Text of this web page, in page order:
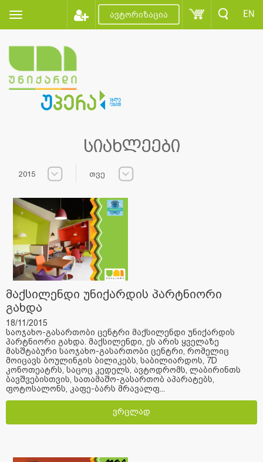
ავტორიზაცია EN
სიახლეები
2015 თვე
მაქსილენდი უნიქარდის პარტნიორი
გახდა
18/11/2015
საოჯახო-გასართობი ცენტრი მაქსილენდი უნიქარდის
პარტნიორი გახდა. მაქსილენდი, ეს არის ყველაზე
მასშტაბური საოჯახო-გასართობი ცენტრი, რომელიც
მოიცავს ბოულინგის ბილიკებს, საბილიარდოს, 7D
კონოთეატრს, საცოც კედელს, ავტოდრომს, ლაბირინთს
ბავშვებისთვის, სათამაშო-გასართობ აპარატებს,
ფოტოსალონს, კაფე-ბარს მრავალფ...
ვრცლად